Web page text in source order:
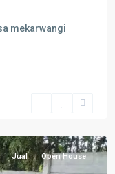
mekarwangi
Jual Open House